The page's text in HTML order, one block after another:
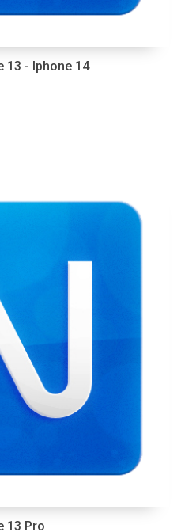
13 - Iphone 14
13 Pro